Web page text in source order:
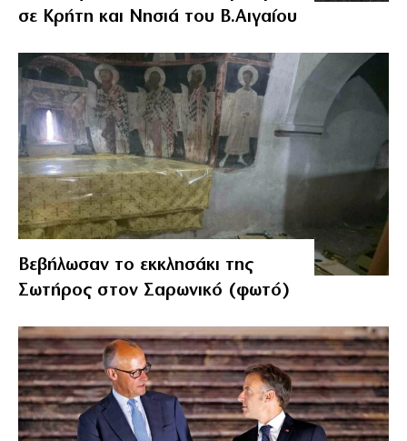
σε Κρήτη και Νησιά του Β.Αιγαίου
Βεβήλωσαν το εκκλησάκι της
Σωτήρος στον Σαρωνικό (φωτό)